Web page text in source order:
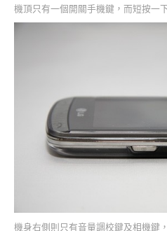
機頂只有一個開關手機鍵，而短按一
機身右側則只有音量調校鍵及相機鍵